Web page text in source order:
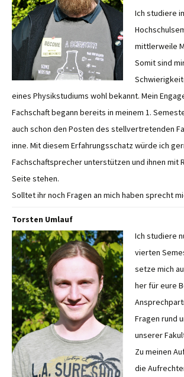
Ich studiere
mittlerweile
Somit sind
eines Physikstudiums wohl bekannt. Mein
Fachschaft begann bereits in meinem 1.
auch schon den Posten des stellvertretenden
inne. Mit diesem Erfahrungsschatz würde ich
Fachschaftsprecher unterstützen und ihnen mit
Seite stehen.
Solltet ihr noch Fragen an mich haben sprecht
Torsten Umlauf
Ich studiere
vierten
setze mich
her für eure
Fragen rund
unserer
Zu meinen
die